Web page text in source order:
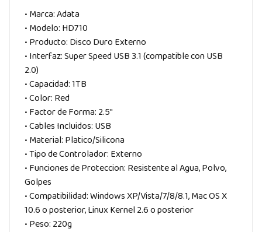
• Marca: Adata
• Modelo: HD710
• Producto: Disco Duro Externo
• Interfaz: Super Speed USB 3.1 (compatible con USB
2.0)
• Capacidad: 1TB
• Color: Red
• Factor de Forma: 2.5″
• Cables Incluidos: USB
• Material: Platico/Silicona
• Tipo de Controlador: Externo
• Funciones de Proteccion: Resistente al Agua, Polvo,
Golpes
• Compatibilidad: Windows XP/Vista/7/8/8.1, Mac OS X
10.6 o posterior, Linux Kernel 2.6 o posterior
• Peso: 220g